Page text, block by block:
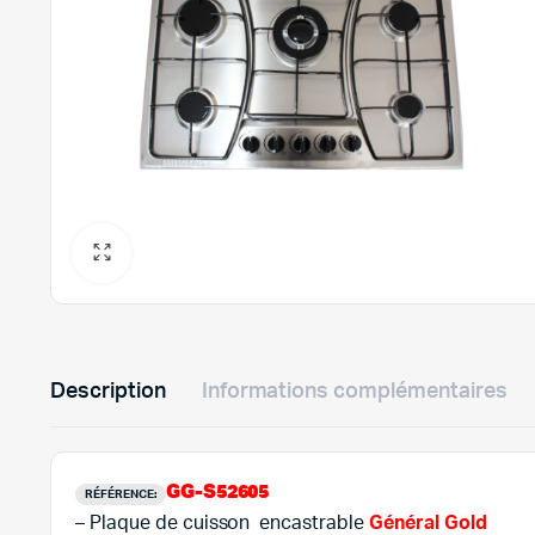
Description Informations complémentaires
RÉFÉRENCE: GG-S52605
– Plaque de cuisson encastrableGénéral Gold